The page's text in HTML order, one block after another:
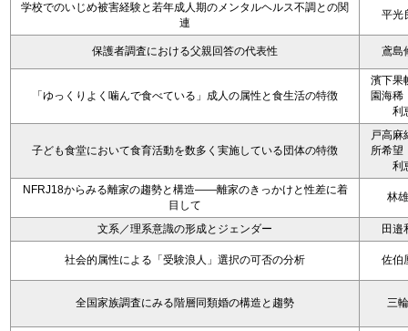
学校でのいじめ被害経験と若年成人期のメンタルヘルス不調との関
連
平光
保護者調査における父親回答の代表性 鳶島
「ゆっくりよく噛んで食べている」成人の属性と食生活の特徴
濱下果
園海稀
利
子ども食堂において食育活動を数多く実施している団体の特徴
戸高麻
所希望
利
NFRJ18からみる離家の趨勢と構造――離家のきっかけと性差に着
目して
林
文系／理系意識の形成とジェンダー 田邉
社会的属性による「受験浪人」選択の可否の分析 佐伯
全国家族調査にみる階層同類婚の構造と趨勢 三